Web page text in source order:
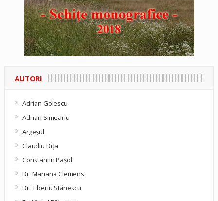
AUTORI
Adrian Golescu
Adrian Simeanu
Argeşul
Claudiu Diţa
Constantin Pașol
Dr. Mariana Clemens
Dr. Tiberiu Stănescu